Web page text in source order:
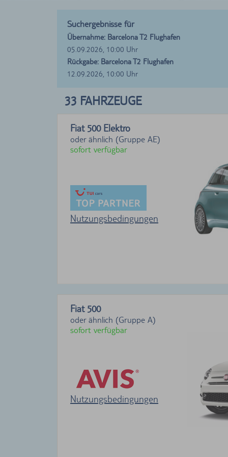
Suchergebnisse für
Übernahme: Barcelona T2 Flughafen
05.09.2026, 10:00 Uhr
Rückgabe: Barcelona T2 Flughafen
12.09.2026, 10:00 Uhr
33 FAHRZEUGE
Fiat 500 Elektro
oder ähnlich (Gruppe AE)
sofort verfügbar
Nutzungsbedingungen
Fiat 500
oder ähnlich (Gruppe A)
sofort verfügbar
Nutzungsbedingungen